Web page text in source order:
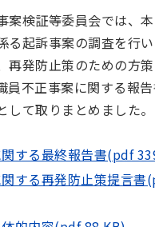
案検証等委員会では、
る起訴事案の調査を行
再発防止策のための方
員不正事案に関する報
て取りまとめました。
する最終報告書(pdf
する再発防止策提言書